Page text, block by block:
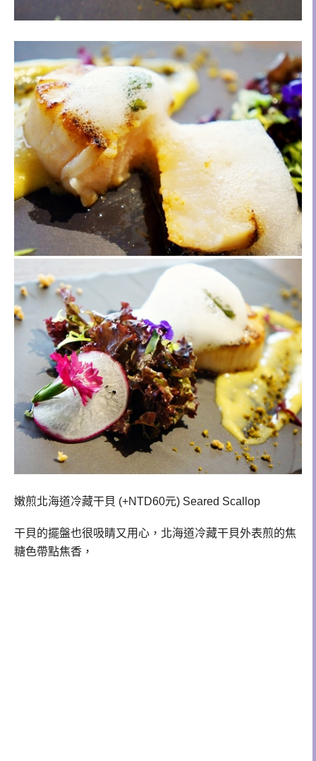
嫩煎北海道冷藏干貝 (+NTD60元) Seared Scallop
干貝的擺盤也很吸睛又用心，北海道冷藏干貝外表煎的焦
糖色帶點焦香，